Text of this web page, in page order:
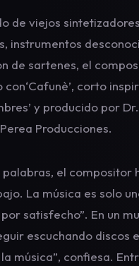
de viejos
instrumentos
de sartenes, el
corto
y producido por
Producciones.
el compositor
La música es solo
satisfecho”. En un
escuchando
música”, confiesa.